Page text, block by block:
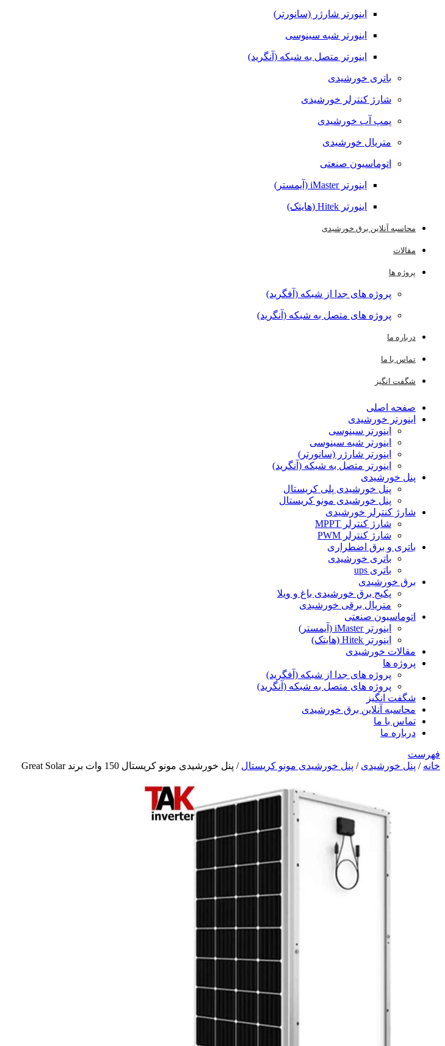
اینورتر شارژر (سانورتر)
اینورتر شبه سینوسی
اینورتر متصل به شبکه (آنگرید)
باتری خورشیدی
شارژ کنترلر خورشیدی
پمپ آب خورشیدی
متریال خورشیدی
اتوماسیون صنعتی
اینورتر iMaster (آیمستر)
اینورتر Hitek (هایتک)
محاسبه آنلاین برق خورشیدی
مقالات
پروژه ها
پروژه های جدا از شبکه (آفگرید)
پروژه های متصل به شبکه (آنگرید)
درباره ما
تماس با ما
شگفت انگیز
صفحه اصلی
اینورتر خورشیدی
اینورتر سینوسی
اینورتر شبه سینوسی
اینورتر شارژر (سانورتر)
اینورتر متصل به شبکه (آنگرید)
پنل خورشیدی
پنل خورشیدی پلی کریستال
پنل خورشیدی مونو کریستال
شارژ کنترلر خورشیدی
شارژ کنترلر MPPT
شارژ کنترلر PWM
باتری و برق اضطراری
باتری خورشیدی
باتری ups
برق خورشیدی
پکیج برق خورشیدی باغ و ویلا
متریال برقی خورشیدی
اتوماسیون صنعتی
اینورتر iMaster (آیمستر)
اینورتر Hitek (هایتک)
مقالات خورشیدی
پروژه ها
پروژه های جدا از شبکه (آفگرید)
پروژه های متصل به شبکه (آنگرید)
شگفت انگیز
محاسبه آنلاین برق خورشیدی
تماس با ما
درباره ما
فهرست
خانه / پنل خورشیدی / پنل خورشیدی مونو کریستال / پنل خورشیدی مونو کریستال 150 وات برند Great Solar